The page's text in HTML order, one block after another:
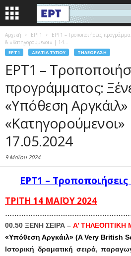
Αρχική EΡΤ1
ΕΡΤ1 – Τροποποιήσεις
& «Κατηγορούμενοι» | 14...
EΡΤ1 ΔΕΛΤΊΑ ΤΎΠΟΥ ΤΗΛΕΌΡΑΣΗ
ΕΡΤ1 –
προγράμματος:
«Υπόθεση
«Κατηγορούμενοι»
17.05.2024
9 Μαΐου 2024
ΕΡΤ1 –
ΤΡΙΤΗ 14 ΜΑΪΟΥ 2024
00.50 ΞΕΝΗ ΣΕΙΡΑ – Α’ ΤΗΛΕΟΠΤΙΚΗ
«Υπόθεση Αργκάιλ» (A Very British
Ιστορική δραματική σειρά,